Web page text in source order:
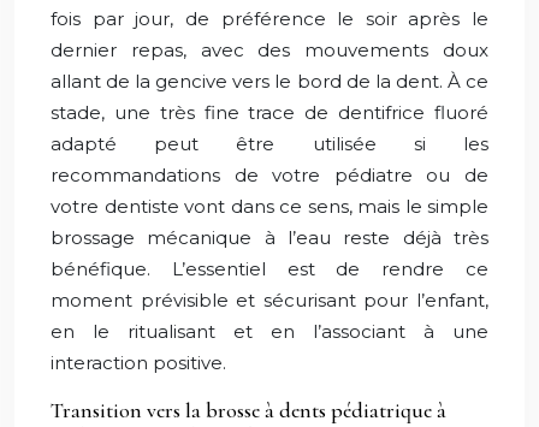
fois par jour, de préférence le soir après le
dernier repas, avec des mouvements doux
allant de la gencive vers le bord de la dent. À ce
stade, une très fine trace de dentifrice fluoré
adapté peut être utilisée si les
recommandations de votre pédiatre ou de
votre dentiste vont dans ce sens, mais le simple
brossage mécanique à l’eau reste déjà très
bénéfique. L’essentiel est de rendre ce
moment prévisible et sécurisant pour l’enfant,
en le ritualisant et en l’associant à une
interaction positive.
Transition vers la brosse à dents pédiatrique à